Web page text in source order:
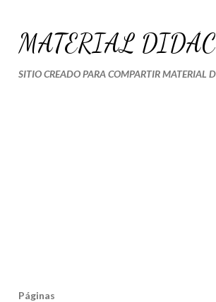
MATERIAL
SITIO CREADO PARA COMPARTIR MATERIAL
Páginas